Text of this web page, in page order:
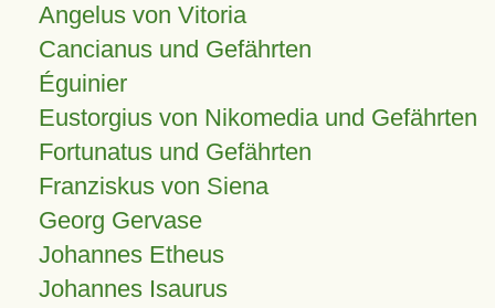
Angelus von Vitoria
Cancianus und Gefährten
Éguinier
Eustorgius von Nikomedia und Gefährten
Fortunatus und Gefährten
Franziskus von Siena
Georg Gervase
Johannes Etheus
Johannes Isaurus